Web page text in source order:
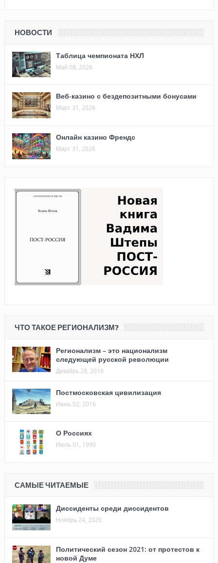
НОВОСТИ
Таблица чемпионата НХЛ
Май 08, 2026
Веб-казино с бездепозитными бонусами
Март 31, 2026
Онлайн казино Френдс
Март 31, 2026
ЧТО ТАКОЕ РЕГИОНАЛИЗМ?
Регионализм – это национализм
следующей русской революции
Декабрь 28, 2016
Постмосковская цивилизация
Июнь 02, 2016
О Россиях
Июль 01, 1990
САМЫЕ ЧИТАЕМЫЕ
Диссиденты среди диссидентов
Ноябрь 24, 2020
Политический сезон 2021: от протестов к
новой Думе